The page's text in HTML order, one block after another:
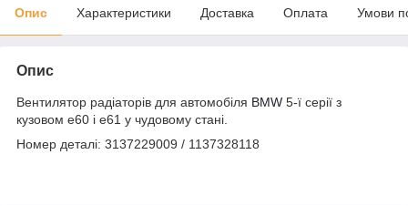
Опис Характеристики Доставка Оплата Умови
Опис
Вентилятор радіаторів для автомобіля BMW 5-ї серії з
кузовом e60 і e61 у чудовому стані.
Номер деталі: 3137229009 / 1137328118